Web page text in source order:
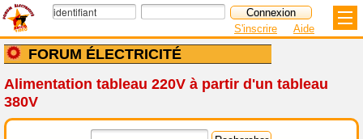
FORUM ÉLECTRICITÉ
S'inscrire Aide
Alimentation tableau 220V à partir d'un tableau
380V